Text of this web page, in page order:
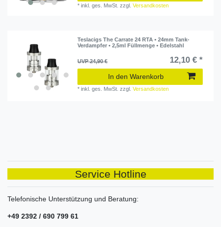
*inkl. ges. MwSt. zzgl.Versandkosten
Teslacigs The Carrate 24 RTA • 24mm Tank-
Verdampfer • 2,5ml Füllmenge • Edelstahl
UVP 24,90 € 12,10 € *
In den Warenkorb
*inkl. ges. MwSt. zzgl.Versandkosten
Service Hotline
Telefonische Unterstützung und Beratung:
+49 2392 / 690 799 61